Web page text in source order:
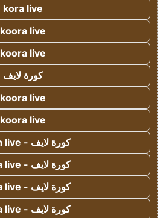
kora live
koora live
koora live
كورة لايف
koora live
koora live
كورة لايف - koora live
كورة لايف - koora live
كورة لايف - koora live
كورة لايف - koora live